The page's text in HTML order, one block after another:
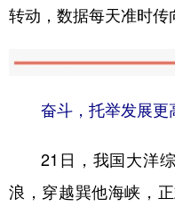
转动，数据每天准时传
奋斗，托举发展更
21日，我国大洋综
浪，穿越巽他海峡，